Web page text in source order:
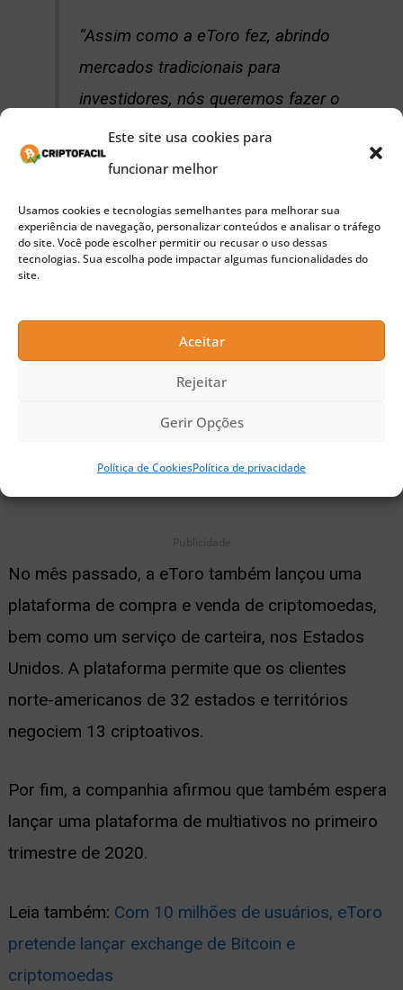
Este site usa cookies para
funcionar melhor
Usamos cookies e tecnologias semelhantes para melhorar sua
experiência de navegação, personalizar conteúdos e analisar o tráfego
do site. Você pode escolher permitir ou recusar o uso dessas
tecnologias. Sua escolha pode impactar algumas funcionalidades do
site.
Aceitar
Rejeitar
Gerir Opções
Política de CookiesPolítica de privacidade
“Assim como a eToro fez, abrindo
mercados tradicionais para
investidores, nós queremos fazer o
mesmo no mundo tokenizado. A
blockchain eventualmente ‘engolirá’
por meio da tokenização.”
Ainda segundo Assia, a “maior transferência de
valor” ocorrerá quando os serviços financeiros
forem movidos para blockchain, acrescentado que
a tokenização de todas as classes de ativos
Publicidade
No mês passado, a eToro também lançou uma
plataforma de compra e venda de criptomoedas,
bem como um serviço de carteira, nos Estados
Unidos. A plataforma permite que os clientes
norte-americanos de 32 estados e territórios
negociem 13 criptoativos.
Por fim, a companhia afirmou que também espera
lançar uma plataforma de multiativos no primeiro
trimestre de 2020.
Leia também: Com 10 milhões de usuários, eToro
pretende lançar exchange de Bitcoin e
criptomoedas